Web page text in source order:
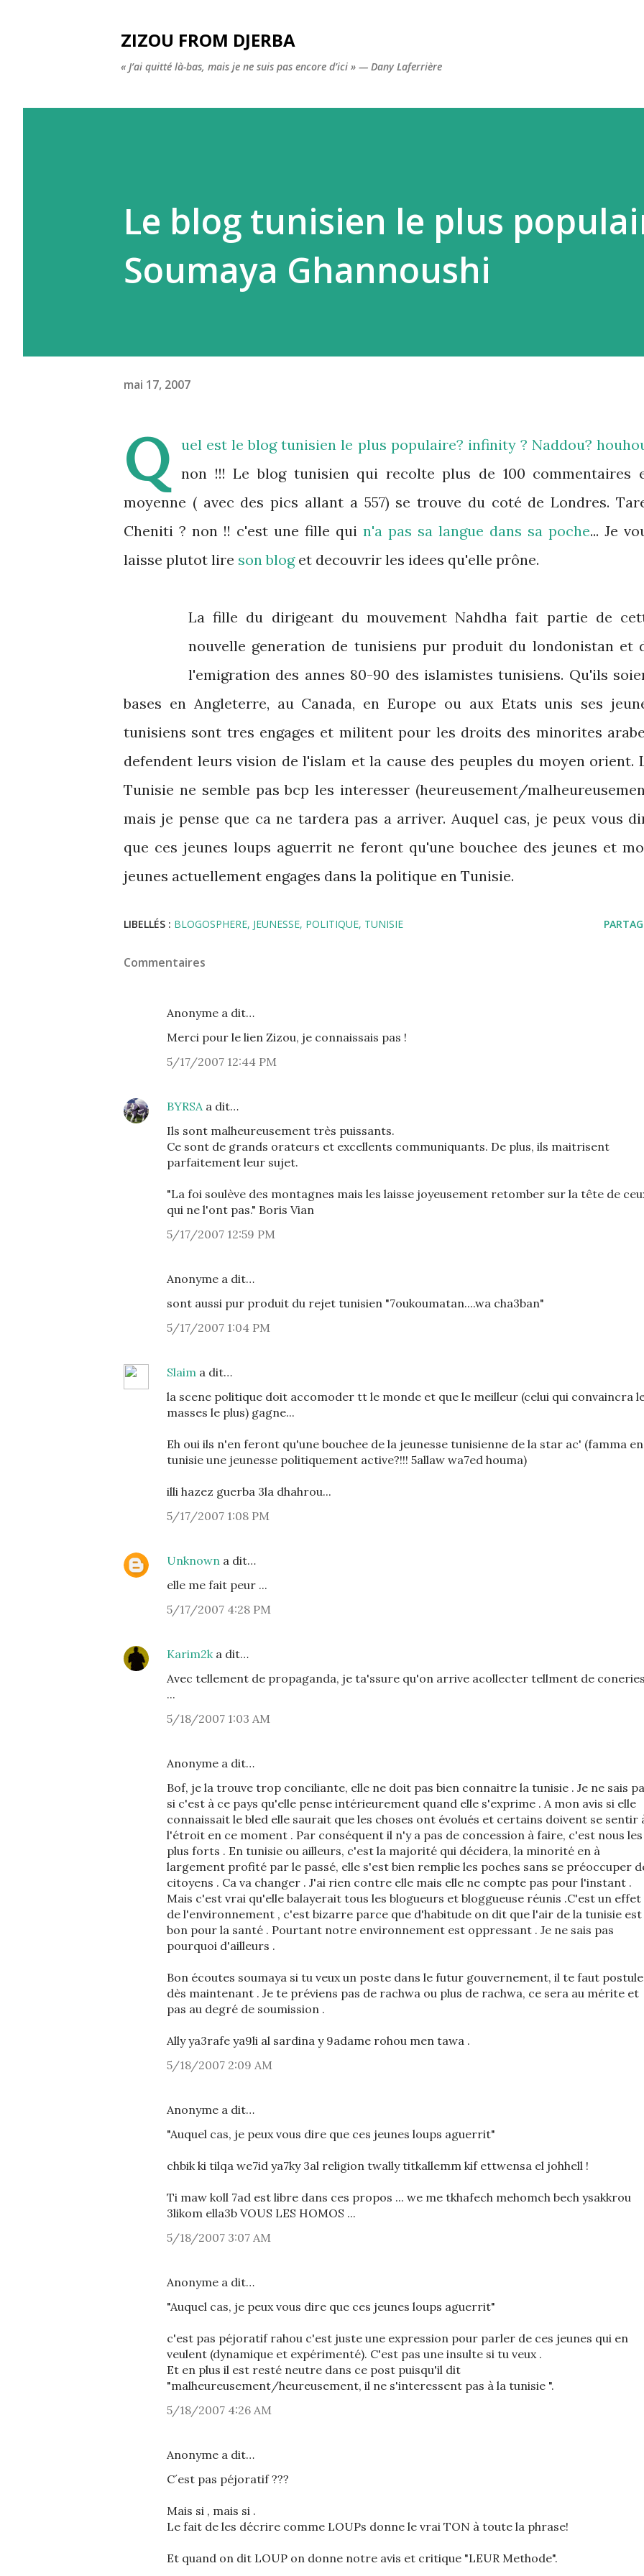
ZIZOU FROM DJERBA
« J’ai quitté là-bas, mais je ne suis pas encore d’ici » — Dany Laferrière
Le blog tunisien le plus
Soumaya Ghannoushi
mai 17, 2007
Q
uel est le blog tunisien le plus populaire? infinity ? Naddou?
non !!! Le blog tunisien qui recolte plus de 100 commentaires
moyenne ( avec des pics allant a 557) se trouve du coté de Londres.
Cheniti ? non !! c'est une fille qui n'a pas sa langue dans sa poche... Je
laisse plutot lire son bloget decouvrir les idees qu'elle prône.
La fille du dirigeant du mouvement Nahdha fait partie de
nouvelle generation de tunisiens pur produit du londonistan et
l'emigration des annes 80-90 des islamistes tunisiens. Qu'ils
bases en Angleterre, au Canada, en Europe ou aux Etats unis ses
tunisiens sont tres engages et militent pour les droits des minorites
defendent leurs vision de l'islam et la cause des peuples du moyen orient.
Tunisie ne semble pas bcp les interesser (heureusement/
mais je pense que ca ne tardera pas a arriver. Auquel cas, je peux vous
que ces jeunes loups aguerrit ne feront qu'une bouchee des jeunes et
jeunes actuellement engages dans la politique en Tunisie.
LIBELLÉS : BLOGOSPHERE JEUNESSE POLITIQUE TUNISIE
Commentaires
Anonyme a dit…
Merci pour le lien Zizou, je connaissais pas !
5/17/2007 12:44 PM
BYRSAa dit…
Ils sont malheureusement très puissants.
Ce sont de grands orateurs et excellents communiquants. De plus, ils maitrisent
parfaitement leur sujet.
"La foi soulève des montagnes mais les laisse joyeusement retomber sur la tête de
qui ne l'ont pas." Boris Vian
5/17/2007 12:59 PM
Anonyme a dit…
sont aussi pur produit du rejet tunisien "7oukoumatan....wa cha3ban"
5/17/2007 1:04 PM
Slaim a dit…
la scene politique doit accomoder tt le monde et que le meilleur (celui qui convaincra
masses le plus) gagne...
Eh oui ils n'en feront qu'une bouchee de la jeunesse tunisienne de la star ac' (famma en
tunisie une jeunesse politiquement active?!!! 5allaw wa7ed houma)
illi hazez guerba 3la dhahrou...
5/17/2007 1:08 PM
Unknown a dit…
elle me fait peur ...
5/17/2007 4:28 PM
Karim2ka dit…
Avec tellement de propaganda, je ta'ssure qu'on arrive acollecter tellment de
...
5/18/2007 1:03 AM
Anonyme a dit…
Bof, je la trouve trop conciliante, elle ne doit pas bien connaitre la tunisie . Je ne sais
si c'est à ce pays qu'elle pense intérieurement quand elle s'exprime . A mon avis si elle
connaissait le bled elle saurait que les choses ont évolués et certains doivent se sentir
l'étroit en ce moment . Par conséquent il n'y a pas de concession à faire, c'est nous les
plus forts . En tunisie ou ailleurs, c'est la majorité qui décidera, la minorité en à
largement profité par le passé, elle s'est bien remplie les poches sans se préoccuper
citoyens . Ca va changer . J'ai rien contre elle mais elle ne compte pas pour l'instant .
Mais c'est vrai qu'elle balayerait tous les blogueurs et bloggueuse réunis .C'est un effet
de l'environnement , c'est bizarre parce que d'habitude on dit que l'air de la tunisie est
bon pour la santé . Pourtant notre environnement est oppressant . Je ne sais pas
pourquoi d'ailleurs .
Bon écoutes soumaya si tu veux un poste dans le futur gouvernement, il te faut
dès maintenant . Je te préviens pas de rachwa ou plus de rachwa, ce sera au mérite et
pas au degré de soumission .
Ally ya3rafe ya9li al sardina y 9adame rohou men tawa .
5/18/2007 2:09 AM
Anonyme a dit…
"Auquel cas, je peux vous dire que ces jeunes loups aguerrit"
chbik ki tilqa we7id ya7ky 3al religion twally titkallemm kif ettwensa el johhell !
Ti maw koll 7ad est libre dans ces propos ... we me tkhafech mehomch bech ysakkrou
3likom ella3b VOUS LES HOMOS ...
5/18/2007 3:07 AM
Anonyme a dit…
"Auquel cas, je peux vous dire que ces jeunes loups aguerrit"
c'est pas péjoratif rahou c'est juste une expression pour parler de ces jeunes qui en
veulent (dynamique et expérimenté). C'est pas une insulte si tu veux .
Et en plus il est resté neutre dans ce post puisqu'il dit
"malheureusement/heureusement, il ne s'interessent pas à la tunisie ".
5/18/2007 4:26 AM
Anonyme a dit…
C´est pas péjoratif ???
Mais si , mais si .
Le fait de les décrire comme LOUPs donne le vrai TON à toute la phrase!
Et quand on dit LOUP on donne notre avis et critique "LEUR Methode".